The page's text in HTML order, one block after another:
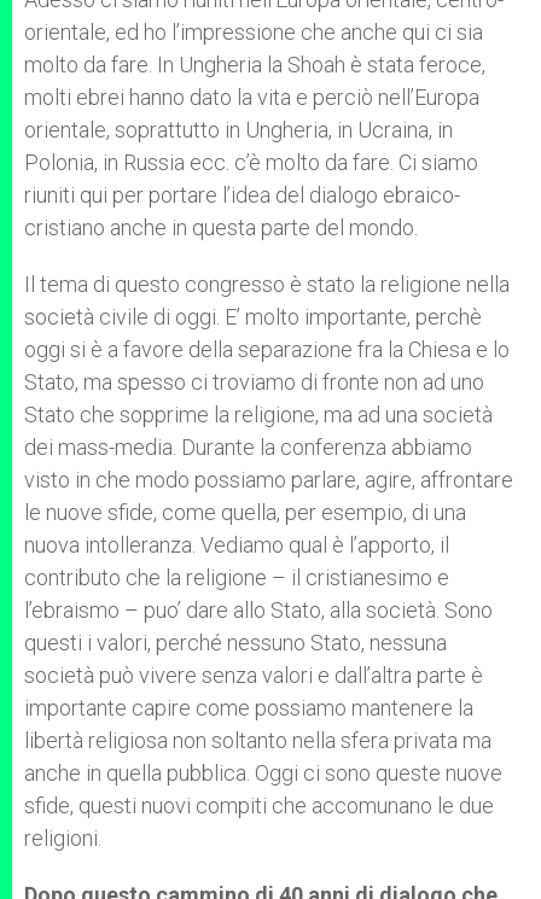
orientale, ed ho l’impressione che anche qui ci sia
molto da fare. In Ungheria la Shoah è stata feroce,
molti ebrei hanno dato la vita e perciò nell’Europa
orientale, soprattutto in Ungheria, in Ucraina, in
Polonia, in Russia ecc. c’è molto da fare. Ci siamo
riuniti qui per portare l’idea del dialogo ebraico-
cristiano anche in questa parte del mondo.
Il tema di questo congresso è stato la religione nella
società civile di oggi. E’ molto importante, perchè
oggi si è a favore della separazione fra la Chiesa e lo
Stato, ma spesso ci troviamo di fronte non ad uno
Stato che sopprime la religione, ma ad una società
dei mass-media. Durante la conferenza abbiamo
visto in che modo possiamo parlare, agire, affrontare
le nuove sfide, come quella, per esempio, di una
nuova intolleranza. Vediamo qual è l’apporto, il
contributo che la religione – il cristianesimo e
l’ebraismo – puo’ dare allo Stato, alla società. Sono
questi i valori, perché nessuno Stato, nessuna
società può vivere senza valori e dall’altra parte è
importante capire come possiamo mantenere la
libertà religiosa non soltanto nella sfera privata ma
anche in quella pubblica. Oggi ci sono queste nuove
sfide, questi nuovi compiti che accomunano le due
religioni.